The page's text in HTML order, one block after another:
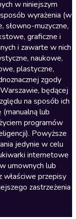
w niniejszym
wyrażenia (w
słowno-muzyczne,
graficzne i
i zawarte w nich
naukowe,
plastyczne,
zgody
będącej
na sposób ich
lub
programów
Powyższe
jedynie w celu
internetowe
umownych lub
przepisy
zastrzeżenia